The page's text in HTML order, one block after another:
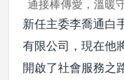
通接棒傳愛，溫暖
新任主委李喬通白
有限公司，現在他
開啟了社會服務之